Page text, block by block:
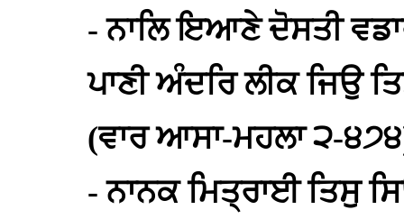
- ਨਾਲਿ ਇਆਣੇ ਦੋਸਤੀ
ਪਾਣੀ ਅੰਦਰਿ ਲੀਕ ਜਿਉ
(ਵਾਰ ਆਸਾ-ਮਹਲਾ ੨-
- ਨਾਨਕ ਮਿਤ੍ਰਾਈ ਤਿਸੁ